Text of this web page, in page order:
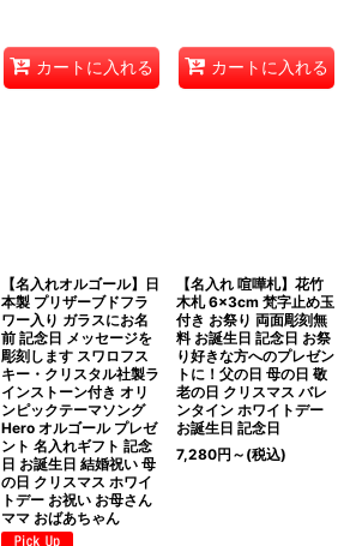
カートに入れる カートに入れる
【名入れオルゴール】日
本製 プリザーブドフラ
ワー入り ガラスにお名
前 記念日 メッセージを
彫刻します スワロフス
キー・クリスタル社製ラ
インストーン付き オリ
ンピックテーマソング
Hero オルゴール プレゼ
ント 名入れギフト 記念
日 お誕生日 結婚祝い 母
の日 クリスマス ホワイ
トデー お祝い お母さん
ママ おばあちゃん
【名入れ 喧嘩札】花竹
木札 6×3cm 梵字止め玉
付き お祭り 両面彫刻無
料 お誕生日 記念日 お祭
り好きな方へのプレゼン
トに！父の日 母の日 敬
老の日 クリスマス バレ
ンタイン ホワイトデー
お誕生日 記念日
7,280円 ～ (税込)